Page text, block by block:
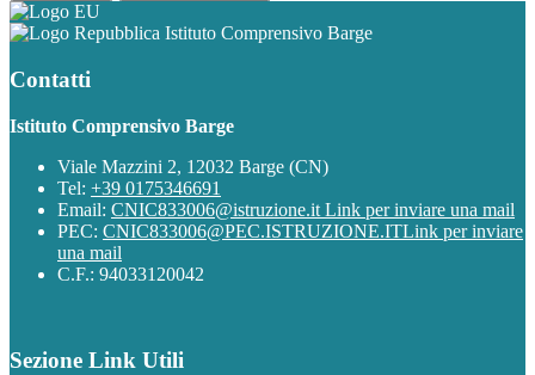
Istituto Comprensivo Barge
Contatti
Istituto Comprensivo Barge
Viale Mazzini 2, 12032 Barge (CN)
Tel: +39 0175346691
Email: CNIC833006@istruzione.it Link per inviare una mail
PEC: CNIC833006@PEC.ISTRUZIONE.ITLink per inviare
una mail
C.F.: 94033120042
Sezione Link Utili